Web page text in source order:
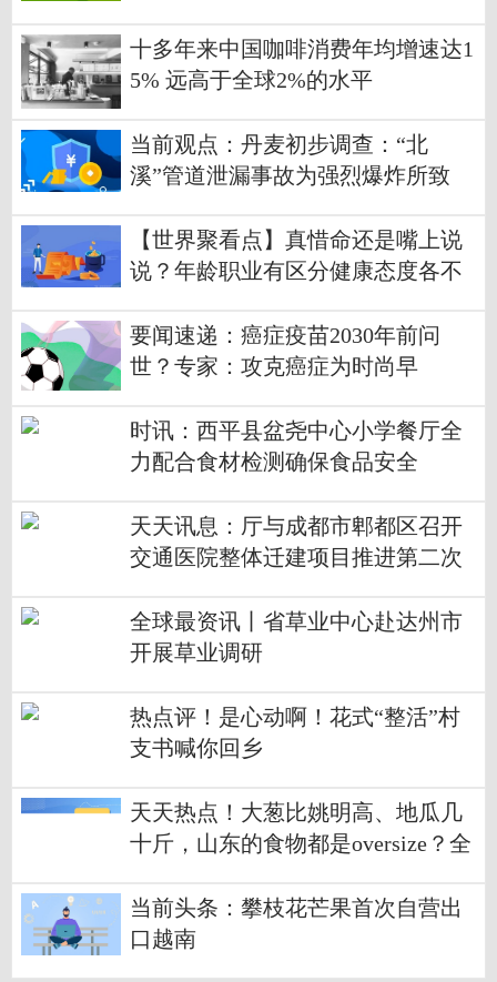
十多年来中国咖啡消费年均增速达1
5% 远高于全球2%的水平
当前观点：丹麦初步调查：“北
溪”管道泄漏事故为强烈爆炸所致
【世界聚看点】真惜命还是嘴上说
说？年龄职业有区分健康态度各不
要闻速递：癌症疫苗2030年前问
世？专家：攻克癌症为时尚早
时讯：西平县盆尧中心小学餐厅全
力配合食材检测确保食品安全
天天讯息：厅与成都市郫都区召开
交通医院整体迁建项目推进第二次
全球最资讯丨省草业中心赴达州市
开展草业调研
热点评！是心动啊！花式“整活”村
支书喊你回乡
天天热点！大葱比姚明高、地瓜几
十斤，山东的食物都是oversize？全
当前头条：攀枝花芒果首次自营出
口越南